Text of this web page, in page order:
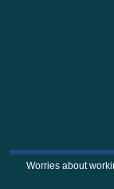
Worries about